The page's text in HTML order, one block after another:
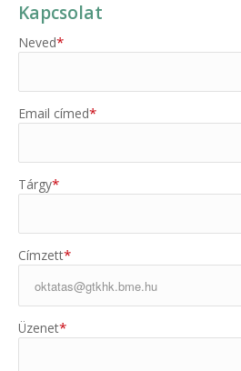
Kapcsolat
Neved*
Email címed*
Tárgy*
Címzett*
Üzenet*